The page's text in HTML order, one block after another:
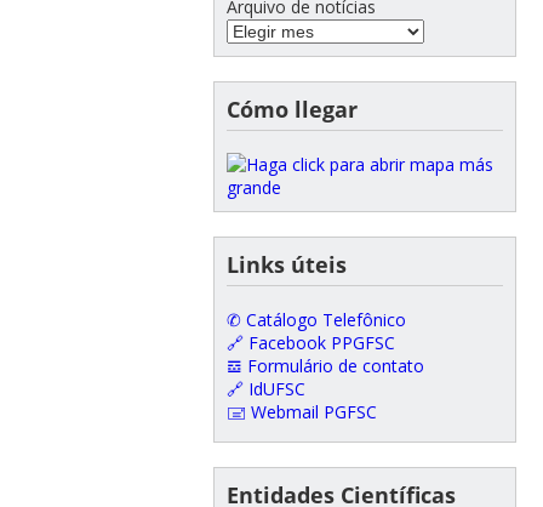
Arquivo de notícias
Cómo llegar
Links úteis
✆ Catálogo Telefônico
🔗 Facebook PPGFSC
𝌕 Formulário de contato
🔗 IdUFSC
🖃 Webmail PGFSC
Entidades Científicas